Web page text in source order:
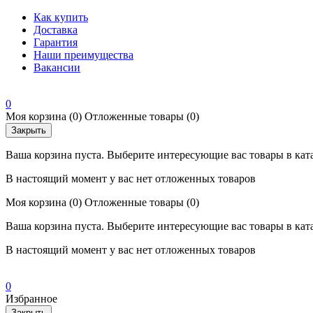
Как купить
Доставка
Гарантия
Наши преимущества
Вакансии
0
Моя корзина (0) Отложенные товары (0)
Закрыть
Ваша корзина пуста. Выберите интересующие вас товары в
В настоящий момент у вас нет отложенных товаров
Моя корзина (0) Отложенные товары (0)
Ваша корзина пуста. Выберите интересующие вас товары в
В настоящий момент у вас нет отложенных товаров
0
Избранное